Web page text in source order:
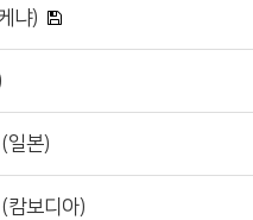
냐)
일본)
캄보디아)